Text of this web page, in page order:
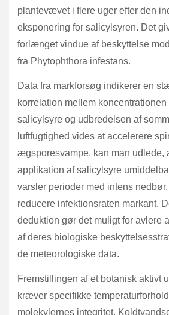
plantevævet i flere uger efter den
eksponering for salicylsyren. Det
forlænget vindue af beskyttelse
fra Phytophthora infestans.
Data fra markforsøg indikerer en
korrelation mellem
salicylsyre og udbredelsen af
luftfugtighed vides at accelerere
ægsporesvampe, kan man udlede,
applikation af salicylsyre
varsler perioder med intens nedbør,
reducere infektionsraten markant.
deduktion gør det muligt for avlere
af deres biologiske
de meteorologiske data.
Fremstillingen af et botanisk aktivt
kræver specifikke
molekylernes integritet.